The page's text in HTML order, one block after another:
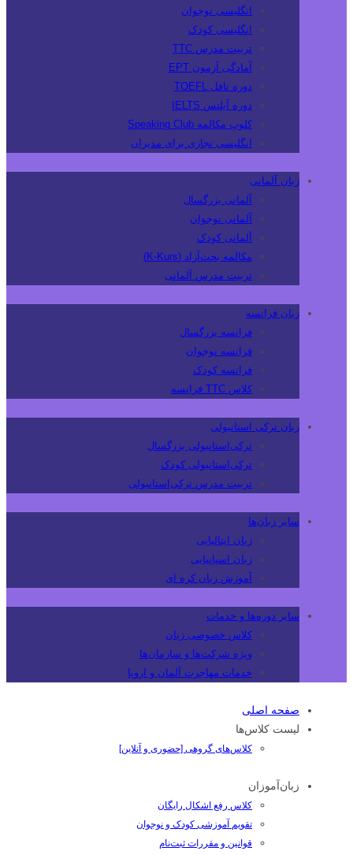
انگلیسی نوجوان
انگلیسی کودک
تربیت مدرس TTC
آمادگی آزمون EPT
دوره تافل TOEFL
دوره آیلتس IELTS
کلوپ مکالمه Speaking Club
انگلیسی تجاری برای مدیران
زبان آلمانی
آلمانی بزرگسال
آلمانی نوجوان
آلمانی کودک
مکالمه بحث‌آزاد (K-Kurs)
تربیت مدرس آلمانی
زبان فرانسه
فرانسه بزرگسال
فرانسه نوجوان
فرانسه کودک
کلاس TTC فرانسه
زبان ترکی استانبولی
ترکی‌استانبولی بزرگسال
ترکی‌استانبولی کودک
تربیت مدرس ترکی‌استانبولی
سایر زبان‌ها
زبان ایتالیایی
زبان اسپانیایی
آموزش زبان کره ای
سایر دوره‌ها و خدمات
کلاس خصوصی زبان
ویژه شرکت‌ها و سازمان‌ها
خدمات مهاجرت آلمان و اروپا
صفحه اصلی
لیست کلاس‌ها
کلاس‌های گروهی [حضوری و آنلاین]
زبان‌آموزان
کلاس رفع اشکال رایگان
تقویم آموزشی کودک و نوجوان
قوانین و مقررات ثبت‌نام